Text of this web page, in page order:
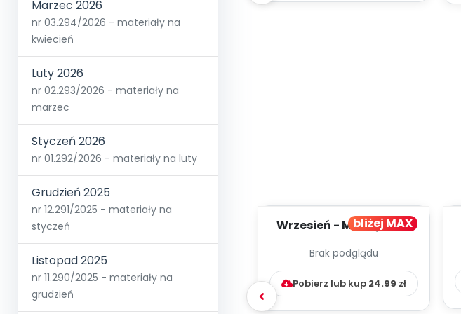
Marzec 2026
nr 03.294/2026 - materiały na
kwiecień
Luty 2026
nr 02.293/2026 - materiały na
marzec
Styczeń 2026
nr 01.292/2026 - materiały na luty
Grudzień 2025
nr 12.291/2025 - materiały na
styczeń
Listopad 2025
nr 11.290/2025 - materiały na
grudzień
bliżej MAX
Wrzesień - MIESIĘCZNY
WYCHOWAWCZO –
DYDAKTYC...
Brak podglądu
Pobierz lub kup 24.99 zł